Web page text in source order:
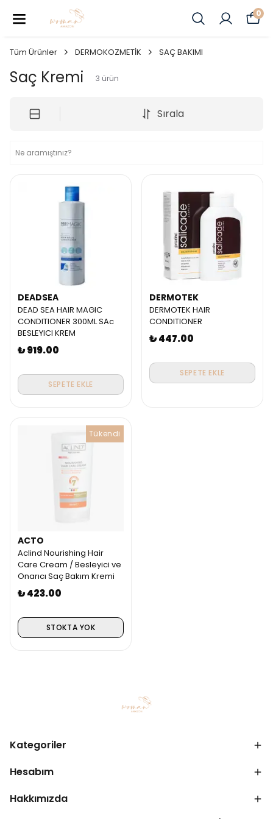
0
Tüm Ürünler DERMOKOZMETİK SAÇ BAKIMI
Saç Kremi 3 ürün
Sırala
DEADSEA
DEAD SEA HAIR MAGIC
CONDITIONER 300ML SAc
BESLEYICI KREM
₺ 919.00
SEPETE EKLE
DERMOTEK
DERMOTEK HAIR
CONDITIONER
₺ 447.00
SEPETE EKLE
Tükendi
ACTO
Aclind Nourishing Hair
Care Cream / Besleyici ve
Onarıcı Saç Bakım Kremi
₺ 423.00
STOKTA YOK
Kategoriler
Hesabım
Hakkımızda